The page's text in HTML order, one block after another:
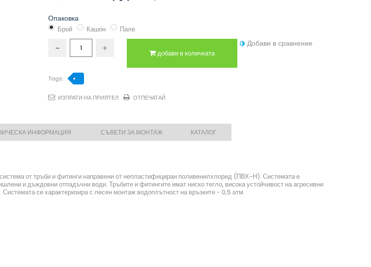
Опаковка
Брой Кашон Пале
добави в количката
Добави в сравнение
Tags:
ИЗПРАТИ НА ПРИЯТЕЛ ОТПЕЧАТАЙ
ИНФОРМАЦИЯ СЪВЕТИ ЗА МОНТАЖ КАТАЛОГ
от тръби и фитинги направени от непластифициран поливенилхлорид (ПВХ-Н). Системата е
и дъждовни отпадъчни води. Тръбите и фитингите имат ниско тегло, висока устойчивост на агресивни
се характеризира с лесен монтаж водоплътност на връзките - 0,5 атм.